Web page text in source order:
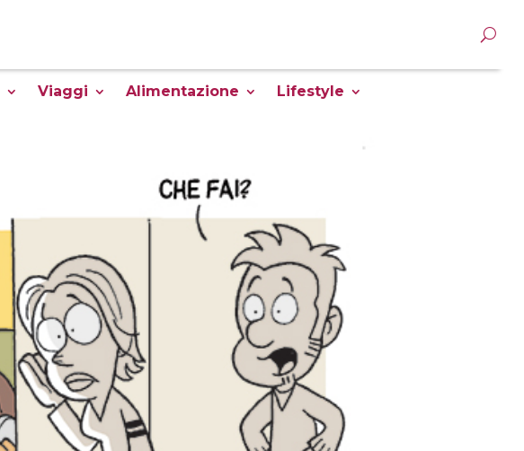
Viaggi Alimentazione Lifestyle